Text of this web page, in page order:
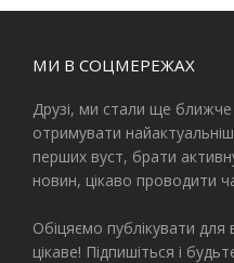
post:
МИ В СОЦМЕРЕЖАХ
Друзі, ми стали ще
отримувати
перших вуст, брати
новин, цікаво проводити
Обіцяємо публікувати для
цікаве! Підпишіться і